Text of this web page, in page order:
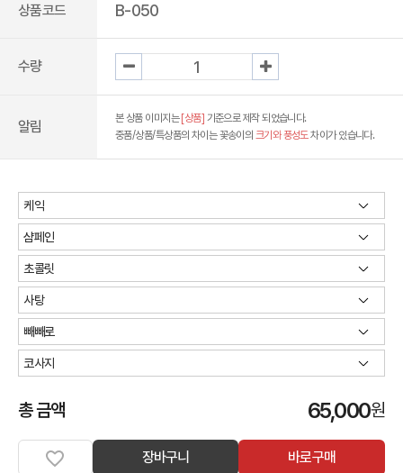
상품코드 B-050
수량
알림 본 상품 이미지는 [상품] 기준으로 제작 되었습니다.
중품/상품/특상품의 차이는 꽃송이의 크기와 풍성도차이가 있습니다.
총 금액 65,000원
장바구니 바로구매